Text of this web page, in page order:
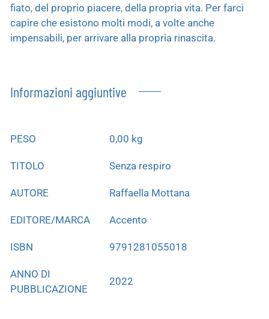
fiato, del proprio piacere, della propria vita. Per farci
capire che esistono molti modi, a volte anche
impensabili, per arrivare alla propria rinascita.
Informazioni aggiuntive
PESO 0,00 kg
TITOLO Senza respiro
AUTORE Raffaella Mottana
EDITORE/MARCA Accento
ISBN 9791281055018
ANNO DI
PUBBLICAZIONE
2022